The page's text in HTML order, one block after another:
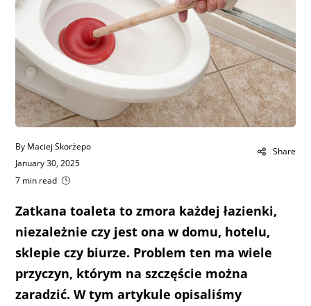
Zatkana toaleta to zmora każdej łazienki,
niezależnie czy jest ona w domu, hotelu,
sklepie czy biurze. Problem ten ma wiele
przyczyn, którym na szczęście można
zaradzić. W tym artykule opisaliśmy
Share
By Maciej Skorżepo
January 30, 2025
7 min read